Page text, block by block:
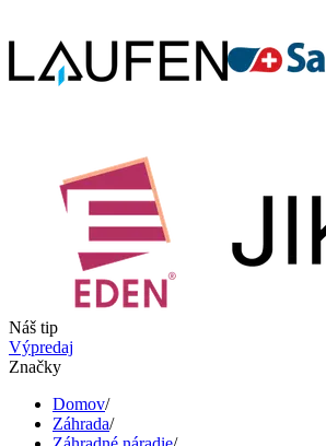
Náš tip
Výpredaj
Značky
Domov/
Záhrada/